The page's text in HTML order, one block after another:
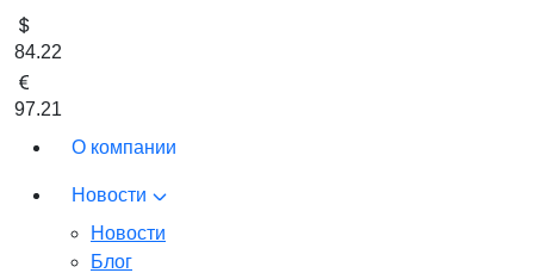
84.22
97.21
О компании
Новости
Новости
Блог